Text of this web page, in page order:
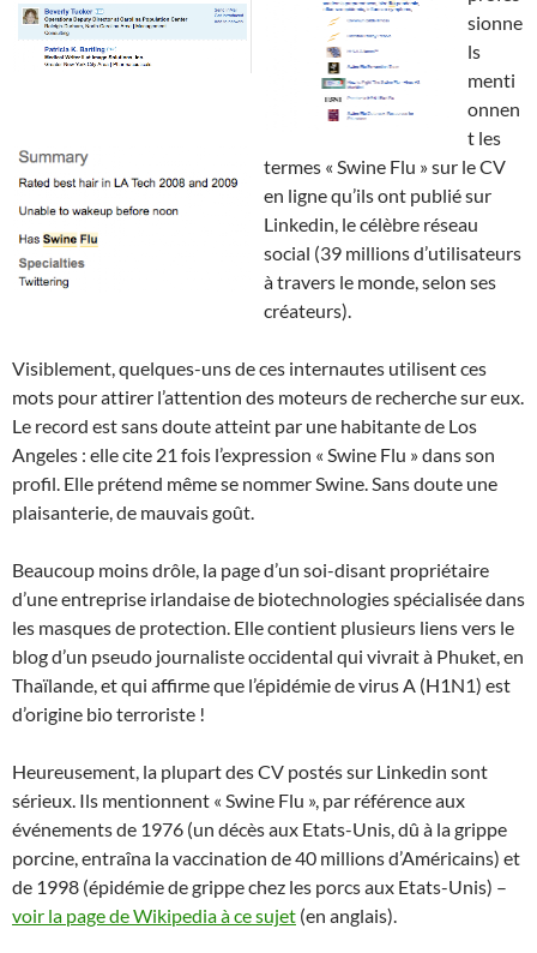
sionne
ls
menti
onnen
t les
termes « Swine Flu » sur le CV
en ligne qu’ils ont publié sur
Linkedin, le célèbre réseau
social (39 millions d’utilisateurs
à travers le monde, selon ses
créateurs).
Visiblement, quelques-uns de ces internautes utilisent ces
mots pour attirer l’attention des moteurs de recherche sur eux.
Le record est sans doute atteint par une habitante de Los
Angeles : elle cite 21 fois l’expression « Swine Flu » dans son
profil. Elle prétend même se nommer Swine. Sans doute une
plaisanterie, de mauvais goût.
Beaucoup moins drôle, la page d’un soi-disant propriétaire
d’une entreprise irlandaise de biotechnologies spécialisée dans
les masques de protection. Elle contient plusieurs liens vers le
blog d’un pseudo journaliste occidental qui vivrait à Phuket, en
Thaïlande, et qui affirme que l’épidémie de virus A (H1N1) est
d’origine bio terroriste !
Heureusement, la plupart des CV postés sur Linkedin sont
sérieux. Ils mentionnent « Swine Flu », par référence aux
événements de 1976 (un décès aux Etats-Unis, dû à la grippe
porcine, entraîna la vaccination de 40 millions d’Américains) et
de 1998 (épidémie de grippe chez les porcs aux Etats-Unis) –
voir la page de Wikipedia à ce sujet (en anglais).